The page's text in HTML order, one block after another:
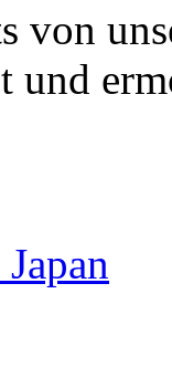
von
und